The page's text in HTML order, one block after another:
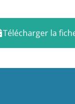
Télécharger la